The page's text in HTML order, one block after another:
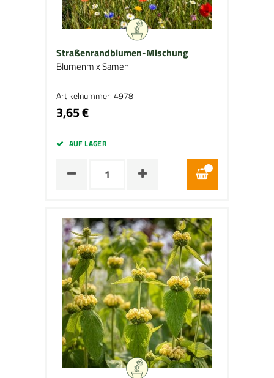
Straßenrandblumen-Mischung
Blümenmix Samen
Artikelnummer: 4978
3,65 €
AUF LAGER